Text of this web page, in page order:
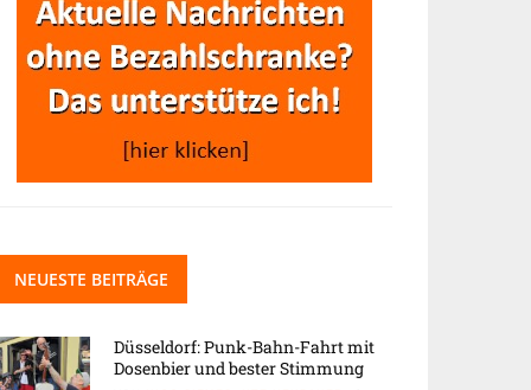
NEUESTE BEITRÄGE
Düsseldorf: Punk-Bahn-Fahrt mit
Dosenbier und bester Stimmung